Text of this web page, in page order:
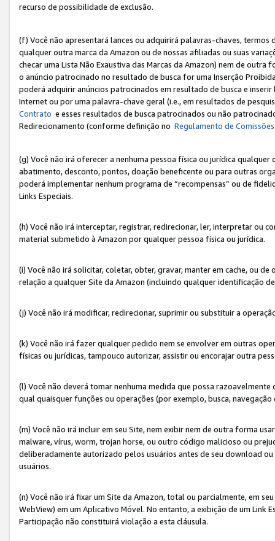
recurso de possibilidade de exclusão.
(f) Você não apresentará lances ou adquirirá palavras-chaves,
qualquer outra marca da Amazon ou de nossas afiliadas ou suas
checar uma Lista Não Exaustiva das Marcas da Amazon) nem de
o anúncio patrocinado no resultado de busca for uma Inserção
poderá adquirir anúncios patrocinados em resultado de busca e
Internet ou por uma palavra-chave geral (i.e., em resultados de
Contrato e esses resultados de busca patrocinados ou não
Redirecionamento (conforme definição no Regulamento de Comissões
(g) Você não irá oferecer a nenhuma pessoa física ou jurídica
abatimento, desconto, pontos, doação beneficente ou para outras
poderá implementar nenhum programa de “recompensas” ou de
Links Especiais.
(h) Você não irá interceptar, registrar, redirecionar, ler, interpretar
material submetido à Amazon por qualquer pessoa física ou jurídica.
(i) Você não irá solicitar, coletar, obter, gravar, manter em cache, ou
relação a qualquer Site da Amazon (incluindo qualquer identificação
(j) Você não irá modificar, redirecionar, suprimir ou substituir a
(k) Você não irá fazer qualquer pedido nem se envolver em outras
físicas ou jurídicas, tampouco autorizar, assistir ou encorajar outra
(l) Você não deverá tomar nenhuma medida que possa
qual quaisquer funções ou operações (por exemplo, busca,
(m) Você não irá incluir em seu Site, nem exibir nem de outra forma
malware, vírus, worm, trojan horse, ou outro código malicioso ou
deliberadamente autorizado pelos usuários antes de seu download
usuários.
(n) Você não irá fixar um Site da Amazon, total ou parcialmente, em
WebView) em um Aplicativo Móvel. No entanto, a exibição de um Link
Participação não constituirá violação a esta cláusula.